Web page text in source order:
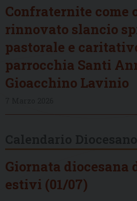
Confraternite come
rinnovato slancio
pastorale e
parrocchia Santi
Gioacchino Lavinio
Giornata diocesana
estivi (01/07)